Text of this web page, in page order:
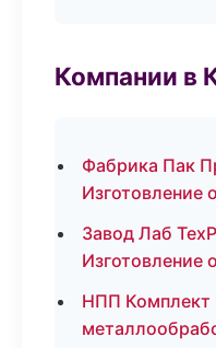
Компании в
Фабрика Пак
Изготовление
Завод Лаб
Изготовление
НПП Комплект